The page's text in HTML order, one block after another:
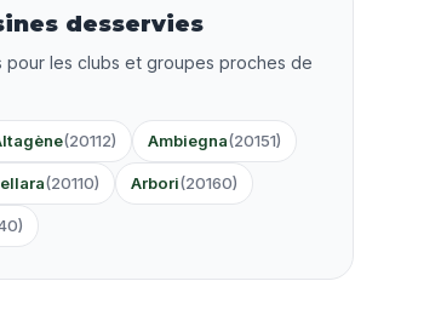
desservies
pour les clubs et groupes proches de
(20112) Ambiegna(20151)
(20110) Arbori(20160)